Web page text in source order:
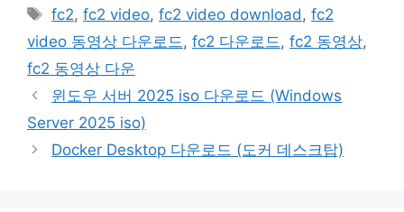
테
리
태
fc2,fc2 video,fc2 video download ,fc2
video 동영상 다운로드 , fc2 다운로드 , fc2 동영상,
fc2 동영상 다운
윈도우 서버 2025 iso 다운로드 (Windows
Server 2025 iso)
Docker Desktop 다운로드 (도커 데스크탑)